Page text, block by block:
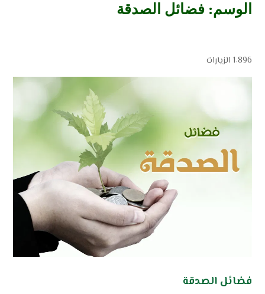
الوسم: فضائل الصدقة
1٬896 الزيارات
فضائل الصدقة